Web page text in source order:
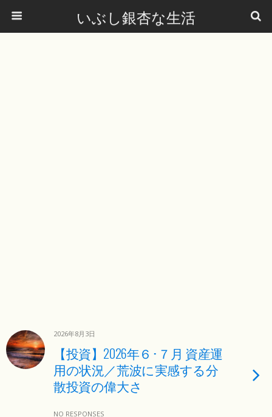
いぶし銀杏な生活
2026年8月3日
【投資】2026年６･７月 資産運
用の状況／荒波に実感する分
散投資の偉大さ
NO RESPONSES